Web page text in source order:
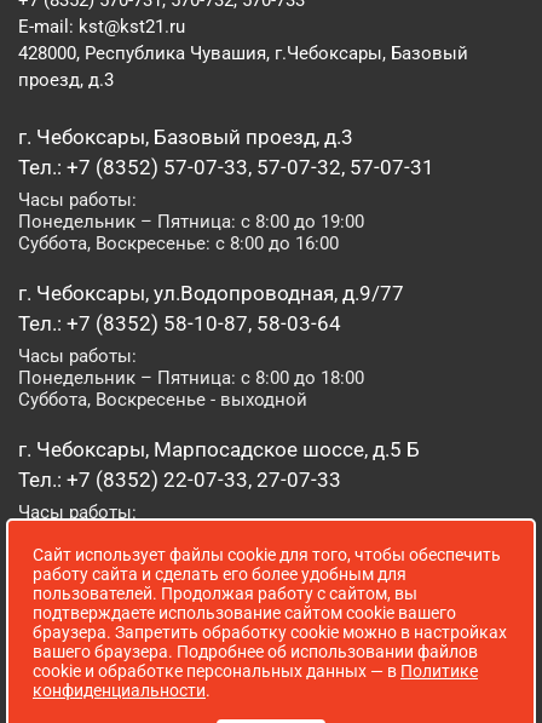
E-mail: kst@kst21.ru
428000, Республика Чувашия, г.Чебоксары, Базовый
проезд, д.3
г. Чебоксары, Базовый проезд, д.3
Тел.: +7 (8352) 57-07-33, 57-07-32, 57-07-31
Часы работы:
Понедельник – Пятница: с 8:00 до 19:00
Суббота, Воскресенье: с 8:00 до 16:00
г. Чебоксары, ул.Водопроводная, д.9/77
Тел.: +7 (8352) 58-10-87, 58-03-64
Часы работы:
Понедельник – Пятница: с 8:00 до 18:00
Суббота, Воскресенье - выходной
г. Чебоксары, Марпосадское шоссе, д.5 Б
Тел.: +7 (8352) 22-07-33, 27-07-33
Часы работы:
Суббота, Воскресенье: с 8:00 до 16:00
г. Йошкар-Ола, ул. Луначарского, д. 52 А
Тел.: (8362) 41-07-31
Часы работы:
Понедельник – Пятница: с 8:00 до 18:00
Сайт использует файлы cookie для того, чтобы обеспечить
работу сайта и сделать его более удобным для
пользователей. Продолжая работу с сайтом, вы
подтверждаете использование сайтом cookie вашего
браузера. Запретить обработку cookie можно в настройках
вашего браузера. Подробнее об использовании файлов
cookie и обработке персональных данных — в Политике
конфиденциальности.